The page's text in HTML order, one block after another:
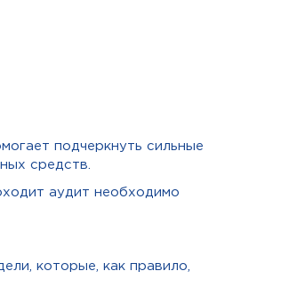
подчеркнуть сильные
средств.
аудит необходимо
которые, как правило,